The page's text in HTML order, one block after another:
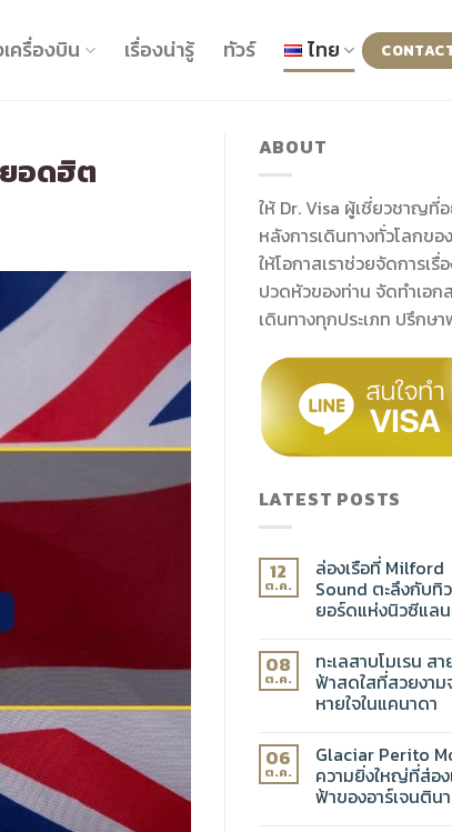
ครื่องบิน เรื่องน่ารู้ ทัวร์ ไทย
อดฮิต
ABOUT
ให้ Dr. Visa ผู้เชี่ยวชาญที่
หลังการเดินทางทั่วโลกข
ให้โอกาสเราช่วยจัดการเรื่
ปวดหัวของท่าน จัดทำเอก
เดินทางทุกประเภท ปรึกษ
LATEST POSTS
12
ต.ค.
ล่องเรือที่ Milford
Sound ตะลึงกับ
ยอร์ดแห่งนิวซีแล
08
ต.ค.
ทะเลสาบโมเรน ส
ฟ้าสดใสที่สวยงา
หายใจในแคนาดา
06
ต.ค.
Glaciar Perito
ความยิ่งใหญ่ที่ส่อ
ฟ้าของอาร์เจนตินา